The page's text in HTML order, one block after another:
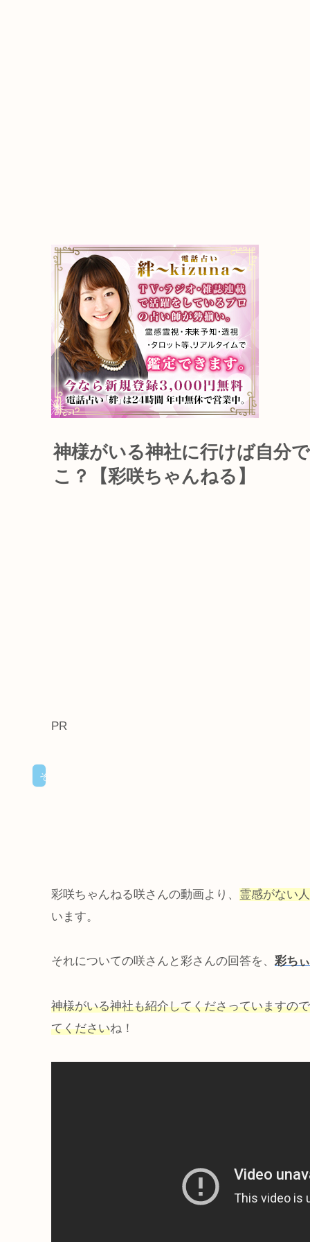
神様がいる神社に行けば自分
こ？【彩咲ちゃんねる】
PR
その他
彩咲ちゃんねる咲さんの動画より、 霊感がない
います。
それについての咲さんと彩さんの回答を、 彩ち
神様がいる神社も紹介してくださっていますの
てくださいね！